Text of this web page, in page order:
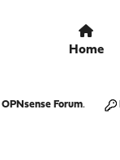
Home
OPNsense Forum.